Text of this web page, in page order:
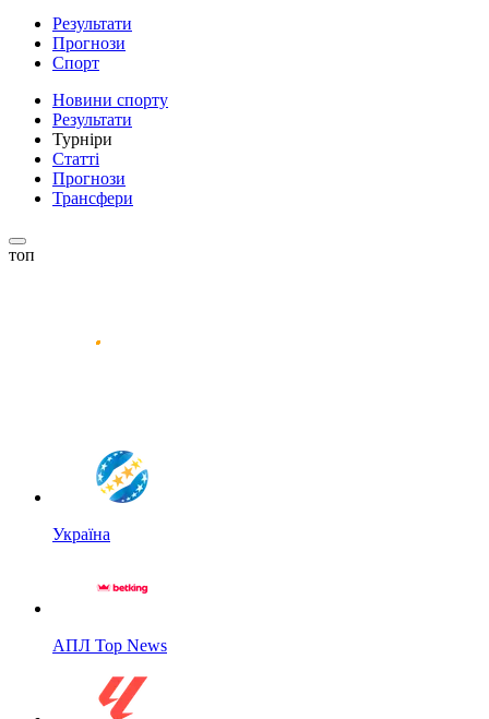
Результати
Прогнози
Спорт
Новини спорту
Результати
Турніри
Статті
Прогнози
Трансфери
топ
Україна
АПЛ Top News